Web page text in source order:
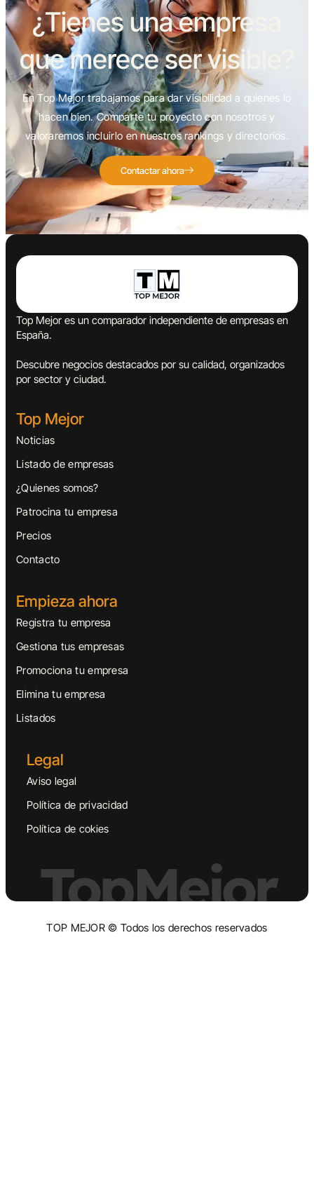
¿Tienes una empresa
que merece ser visible?
En Top Mejor trabajamos para dar visibilidad a quienes lo
hacen bien. Comparte tu proyecto con nosotros y
valoraremos incluirlo en nuestros rankings y directorios.
Contactar ahora
Top Mejor es un comparador independiente de empresas en
España.
Descubre negocios destacados por su calidad, organizados
por sector y ciudad.
Top Mejor
Noticias
Listado de empresas
¿Quienes somos?
Patrocina tu empresa
Precios
Contacto
Empieza ahora
Registra tu empresa
Gestiona tus empresas
Promociona tu empresa
Elimina tu empresa
Listados
Legal
Aviso legal
Política de privacidad
Política de cokies
TopMejor
TOP MEJOR © Todos los derechos reservados